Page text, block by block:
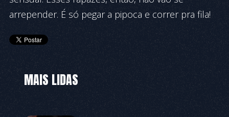
arrepender. É só pegar a pipoca e correr pra fila!
MAIS LIDAS